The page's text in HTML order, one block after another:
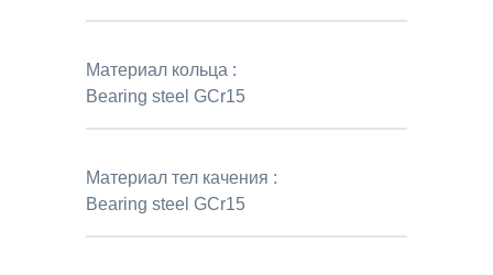
Материал кольца :
Bearing steel GCr15
Материал тел качения :
Bearing steel GCr15